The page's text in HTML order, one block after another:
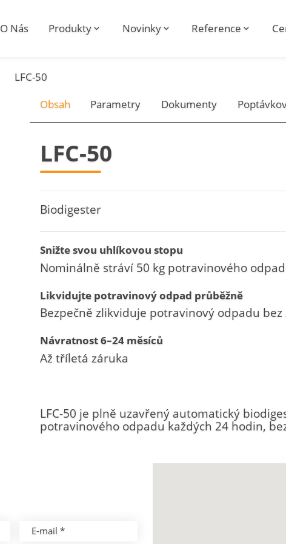
O Nás Produkty Novinky Reference
LFC-50
Obsah
Parametry Dokumenty
LFC-50
Biodigester
Snižte svou uhlíkovou stopu
Nominálně stráví 50 kg potravinového
Likvidujte potravinový odpad průběžně
Bezpečně zlikviduje potravinový odpadu
Návratnost 6–24 měsíců
Až tříletá záruka
LFC-50 je plně uzavřený automatický
potravinového odpadu každých 24 hodin,
E-mail *